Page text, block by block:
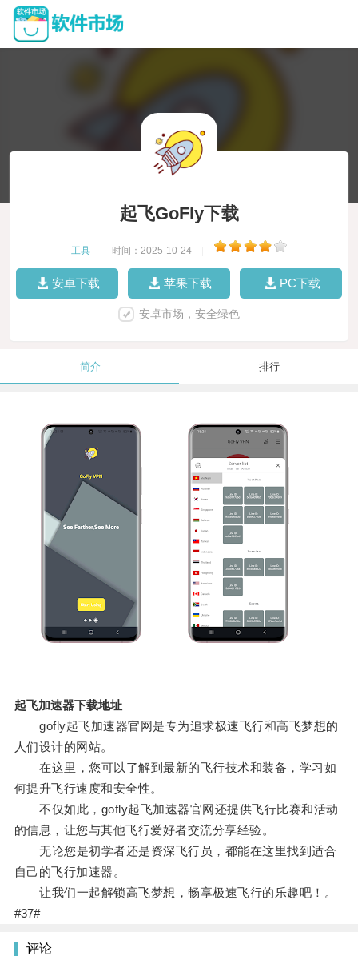
起飞GoFly下载
工具 时间：2025-10-24
安卓下载 苹果下载 PC下载
安卓市场，安全绿色
简介 排行
起飞加速器下载地址
gofly起飞加速器官网是专为追求极速飞行和高飞梦想的
人们设计的网站。
在这里，您可以了解到最新的飞行技术和装备，学习如
何提升飞行速度和安全性。
不仅如此，gofly起飞加速器官网还提供飞行比赛和活动
的信息，让您与其他飞行爱好者交流分享经验。
无论您是初学者还是资深飞行员，都能在这里找到适合
自己的飞行加速器。
让我们一起解锁高飞梦想，畅享极速飞行的乐趣吧！。
#37#
评论